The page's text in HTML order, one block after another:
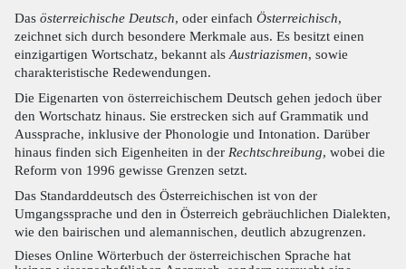
Das österreichische Deutsch, oder einfach Österreichisch,
zeichnet sich durch besondere Merkmale aus. Es besitzt einen
einzigartigen Wortschatz, bekannt als Austriazismen, sowie
charakteristische Redewendungen.
Die Eigenarten von österreichischem Deutsch gehen jedoch über
den Wortschatz hinaus. Sie erstrecken sich auf Grammatik und
Aussprache, inklusive der Phonologie und Intonation. Darüber
hinaus finden sich Eigenheiten in der Rechtschreibung, wobei die
Reform von 1996 gewisse Grenzen setzt.
Das Standarddeutsch des Österreichischen ist von der
Umgangssprache und den in Österreich gebräuchlichen Dialekten,
wie den bairischen und alemannischen, deutlich abzugrenzen.
Dieses Online Wörterbuch der österreichischen Sprache hat